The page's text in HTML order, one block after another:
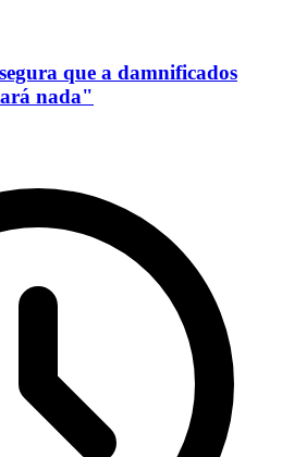
que a damnificados
nada"